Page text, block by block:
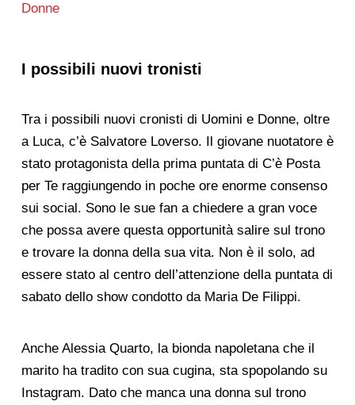
Donne
I possibili nuovi tronisti
Tra i possibili nuovi cronisti di Uomini e Donne, oltre
a Luca, c’è Salvatore Loverso. Il giovane nuotatore è
stato protagonista della prima puntata di C’è Posta
per Te raggiungendo in poche ore enorme consenso
sui social. Sono le sue fan a chiedere a gran voce
che possa avere questa opportunità salire sul trono
e trovare la donna della sua vita. Non è il solo, ad
essere stato al centro dell’attenzione della puntata di
sabato dello show condotto da Maria De Filippi.
Anche Alessia Quarto, la bionda napoletana che il
marito ha tradito con sua cugina, sta spopolando su
Instagram. Dato che manca una donna sul trono